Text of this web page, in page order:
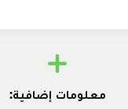
معلومات إضافية: